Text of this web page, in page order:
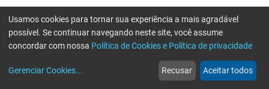
web
Notícias
more_horiz
Mais
Usamos cookies para tornar sua experiência a mais agradável
possível. Se continuar navegando neste site, você assume
concordar com nossa Política de Cookies e Política de privacidade
Gerenciar Cookies... Recusar Aceitar todos
Erro ao enviar informações, por favor tente novamente